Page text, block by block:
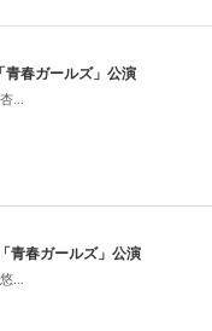
青春ガールズ」公演
...
青春ガールズ」公演
...